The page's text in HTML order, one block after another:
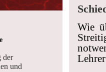
der
und
Wie